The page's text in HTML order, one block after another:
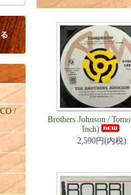
/
Brothers Johnson /
Inch)
2,590円(内税)